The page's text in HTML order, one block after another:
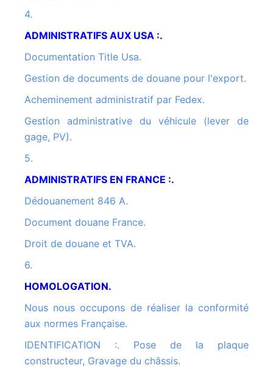
4.
ADMINISTRATIFS AUX USA :.
Documentation Title Usa.
Gestion de documents de douane pour l'export.
Acheminement administratif par Fedex.
Gestion administrative du véhicule (lever de
gage, PV).
5.
ADMINISTRATIFS EN FRANCE :.
Dédouanement 846 A.
Document douane France.
Droit de douane et TVA.
6.
HOMOLOGATION.
Nous nous occupons de réaliser la conformité
aux normes Française.
IDENTIFICATION :. Pose de la plaque
constructeur, Gravage du châssis.